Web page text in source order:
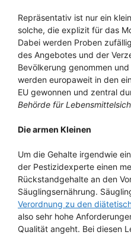
Repräsentativ ist nur ein
solche, die explizit für das
Dabei werden Proben
des Angebotes und der
Bevölkerung genommen
werden europaweit in den
EU gewonnen und zentral
Behörde für
Die armen Kleinen
Um die Gehalte irgendwie
der Pestizidexperte einen
Rückstandgehalte an den
Säuglingsernährung.
Verordnung zu den
also sehr hohe
Qualität angeht. Bei diesen